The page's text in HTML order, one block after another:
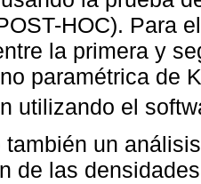
HOC). Para
la primera y
paramétrica de
utilizando el
también un
de las